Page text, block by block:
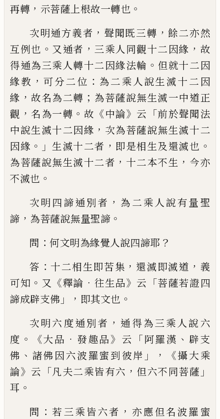
再轉 ， 示菩薩上根故一轉也 。
次明通方義者 ， 聲聞既三轉 ，餘二亦然
互例也 。 又通者 ， 三乘人同觀十二因緣 ， 故
得通為三乘人轉十二因緣法輪 。 但就十二因
緣教 ， 可分二位 ： 為二乘人說生滅十二 因
緣 ，故名為二轉 ； 為菩薩說無生滅一中道正
觀 ，名為一轉 。 故 《中論》 云 「前於聲聞法
中說生滅十二因緣 ， 次為菩薩說無生滅十二
因緣 。」生滅十二者 ， 即是相生及還滅也 。
為菩薩說無生滅十二者 ， 十二本不生 ， 今亦
不滅也 。
次明四諦通別者 ， 為二乘人說有量聖
諦 ， 為菩薩說無量聖諦 。
問 ： 何文明為緣覺人說四諦耶 ？
答 ：十二相生即苦集 ， 還滅即滅道 ， 義
可知 。 又 《釋論 ． 往生品》 云 「菩薩若證四
諦成辟支佛 」， 即其文也 。
次明六度通別者 ， 通得為三乘人說六
度 。《大品 ． 發趣品》 云 「阿羅漢 、 辟支
佛 、 諸佛因六波羅蜜到彼岸 」，《攝大乘
論》 云 「凡夫二乘皆有六 ， 但六不同菩薩 」
耳 。
問 ：若三乘 皆六者 ， 亦應但名波羅蜜